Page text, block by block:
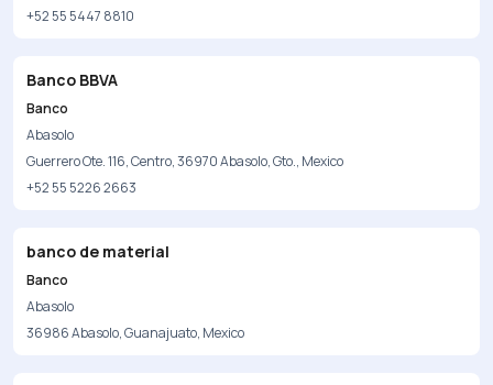
+52 55 5447 8810
Banco BBVA
Banco
Abasolo
Guerrero Ote. 116, Centro, 36970 Abasolo, Gto., Mexico
+52 55 5226 2663
banco de material
Banco
Abasolo
36986 Abasolo, Guanajuato, Mexico